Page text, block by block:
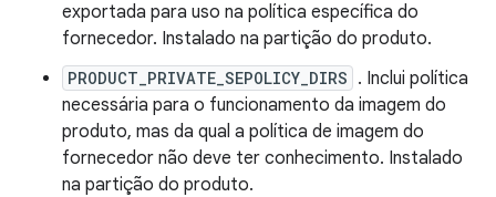
exportada para uso na política específica do
fornecedor. Instalado na partição do produto.
PRODUCT_PRIVATE_SEPOLICY_DIRS . Inclui política
necessária para o funcionamento da imagem do
produto, mas da qual a política de imagem do
fornecedor não deve ter conhecimento. Instalado
na partição do produto.